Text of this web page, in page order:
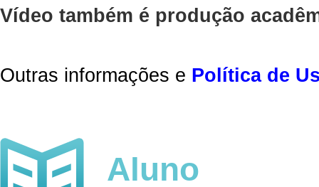
Vídeo também é produção
Outras informações e Política de
Aluno